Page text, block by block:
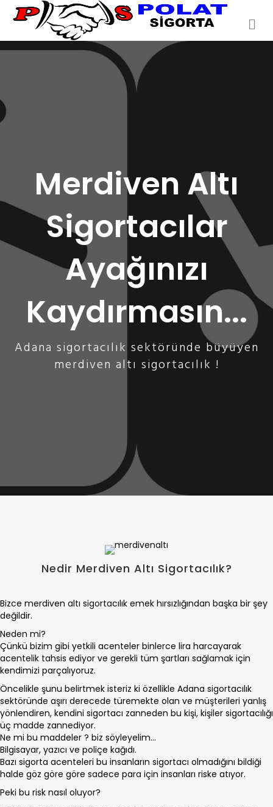
Merdiven Altı
Sigortacılar
Ayağınızı
Kaydırmasın...
Adana sigortacılık sektöründe büyüyen
merdiven altı sigortacılık !
Nedir Merdiven Altı Sigortacılık?
Bizce merdiven altı sigortacılık emek hırsızlığından başka bir şey
değildir.
Neden mi?
Çünkü bizim gibi yetkili acenteler binlerce lira harcayarak
acentelik tahsis ediyor ve gerekli tüm şartları sağlamak için
kendimizi parçalıyoruz.
Öncelikle şunu belirtmek isteriz ki özellikle Adana sigortacılık
sektöründe aşırı derecede türemekte olan ve müşterileri yanlış
yönlendiren, kendini sigortacı zanneden bu kişi, kişiler sigortacılığı
üç madde zannediyor.
Ne mi bu maddeler ? biz söyleyelim...
Bilgisayar, yazıcı ve poliçe kağıdı.
Bazı sigorta acenteleri bu insanların sigortacı olmadığını bildiği
halde göz göre göre sadece para için insanları riske atıyor.
Peki bu risk nasıl oluyor?